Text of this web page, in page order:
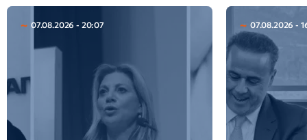
07.08.2026 - 20:07 07.08.2026 -